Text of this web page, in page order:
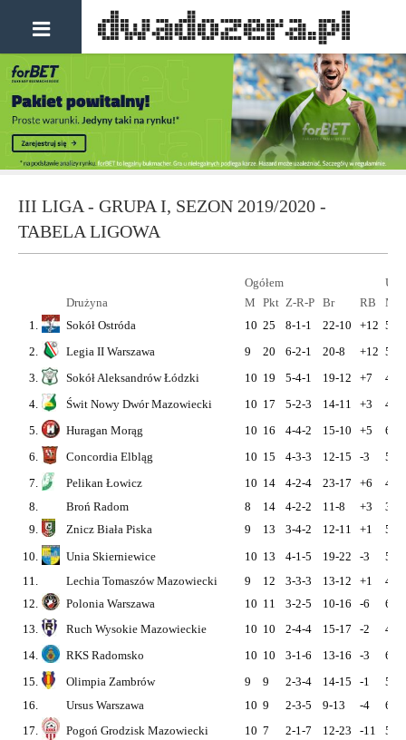
III LIGA - GRUPA I, SEZON 2019/2020 -
TABELA LIGOWA
Ogółem
U
Drużyna
M Pkt Z-R-P Br RB M
1.
Sokół Ostróda 10 25 8-1-1 22-10 +12 5
2.
Legia II Warszawa 9 20 6-2-1 20-8 +12 5
3.
Sokół Aleksandrów Łódzki 10 19 5-4-1 19-12 +7 4
4.
Świt Nowy Dwór Mazowiecki 10 17 5-2-3 14-11 +3 4
5.
Huragan Morąg 10 16 4-4-2 15-10 +5 6
6.
Concordia Elbląg 10 15 4-3-3 12-15 -3 5
7.
Pelikan Łowicz 10 14 4-2-4 23-17 +6 4
8.
Broń Radom 8 14 4-2-2 11-8 +3 3
9.
Znicz Biała Piska 9 13 3-4-2 12-11 +1 5
10.
Unia Skierniewice 10 13 4-1-5 19-22 -3 5
11.
Lechia Tomaszów Mazowiecki 9 12 3-3-3 13-12 +1 4
12.
Polonia Warszawa 10 11 3-2-5 10-16 -6 6
13.
Ruch Wysokie Mazowieckie 10 10 2-4-4 15-17 -2 4
14.
RKS Radomsko 10 10 3-1-6 13-16 -3 6
15.
Olimpia Zambrów 9 9 2-3-4 14-15 -1 5
16.
Ursus Warszawa 10 9 2-3-5 9-13 -4 6
17.
Pogoń Grodzisk Mazowiecki 10 7 2-1-7 12-23 -11 5